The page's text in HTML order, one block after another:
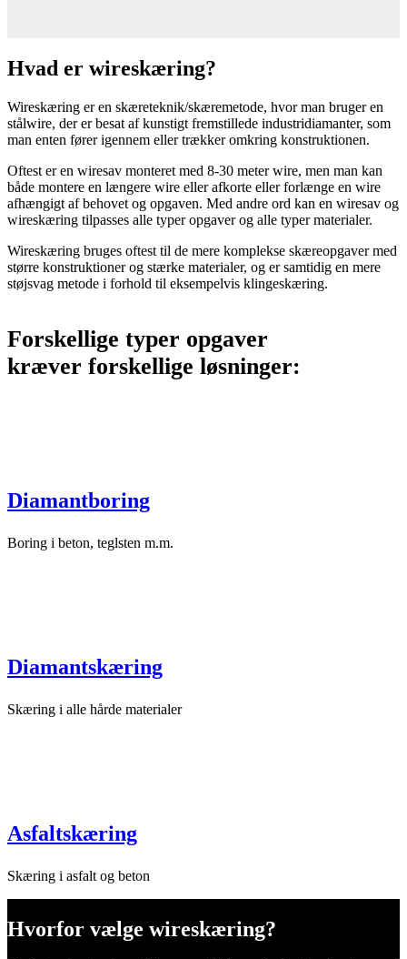
Hvad er wireskæring?
Wireskæring er en skæreteknik/skæremetode, hvor man bruger en
stålwire, der er besat af kunstigt fremstillede industridiamanter, som
man enten fører igennem eller trækker omkring konstruktionen.
Oftest er en wiresav monteret med 8-30 meter wire, men man kan
både montere en længere wire eller afkorte eller forlænge en wire
afhængigt af behovet og opgaven. Med andre ord kan en wiresav og
wireskæring tilpasses alle typer opgaver og alle typer materialer.
Wireskæring bruges oftest til de mere komplekse skæreopgaver med
større konstruktioner og stærke materialer, og er samtidig en mere
støjsvag metode i forhold til eksempelvis klingeskæring.
Forskellige typer opgaver
kræver forskellige løsninger:
Diamantboring
Boring i beton, teglsten m.m.
Diamantskæring
Skæring i alle hårde materialer
Asfaltskæring
Skæring i asfalt og beton
Hvorfor vælge wireskæring?